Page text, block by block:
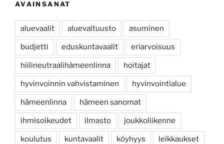
AVAINSANAT
aluevaalit aluevaltuusto asuminen
budjetti eduskuntavaalit eriarvoisuus
hiilineutraalihämeenlinna hoitajat
hyvinvoinnin vahvistaminen hyvinvointialue
hämeenlinna hämeen sanomat
ihmisoikeudet ilmasto joukkoliikenne
koulutus kuntavaalit köyhyys leikkaukset